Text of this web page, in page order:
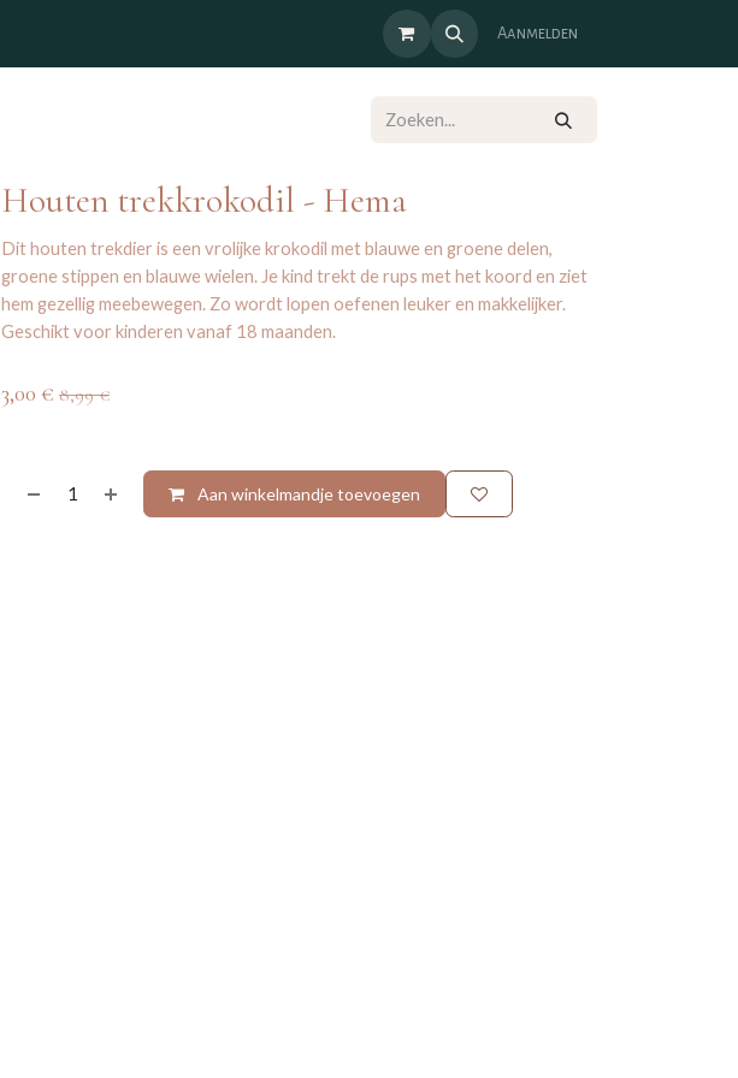
Aanmelden
Houten trekkrokodil - Hema
Dit houten trekdier is een vrolijke krokodil met blauwe en groene delen,
groene stippen en blauwe wielen. Je kind trekt de rups met het koord en ziet
hem gezellig meebewegen. Zo wordt lopen oefenen leuker en makkelijker.
Geschikt voor kinderen vanaf 18 maanden.
3,00 € 8,99€
Aan winkelmandje toevoegen